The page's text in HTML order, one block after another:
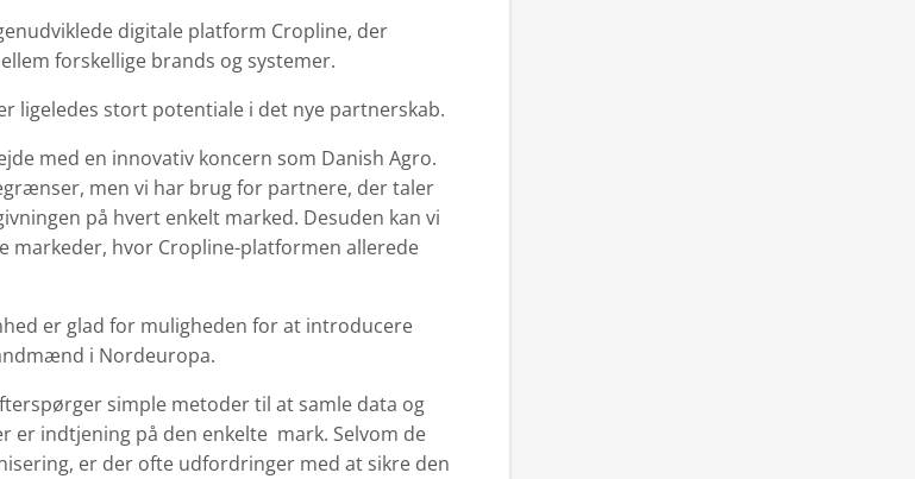
digitale platform Cropline, der
forskellige brands og systemer.
ligeledes stort potentiale i det nye partnerskab.
med en innovativ koncern som Danish Agro.
men vi har brug for partnere, der taler
på hvert enkelt marked. Desuden kan vi
markeder, hvor Cropline-platformen allerede
er glad for muligheden for at introducere
i Nordeuropa.
simple metoder til at samle data og
er indtjening på den enkelte mark. Selvom de
er der ofte udfordringer med at sikre den